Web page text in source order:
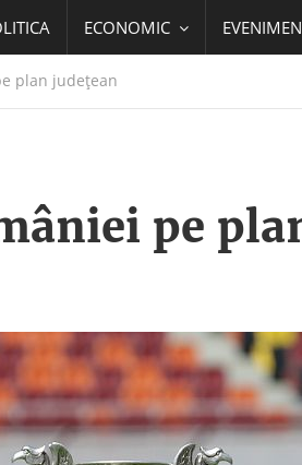
ECONOMIC
plan județean
pe